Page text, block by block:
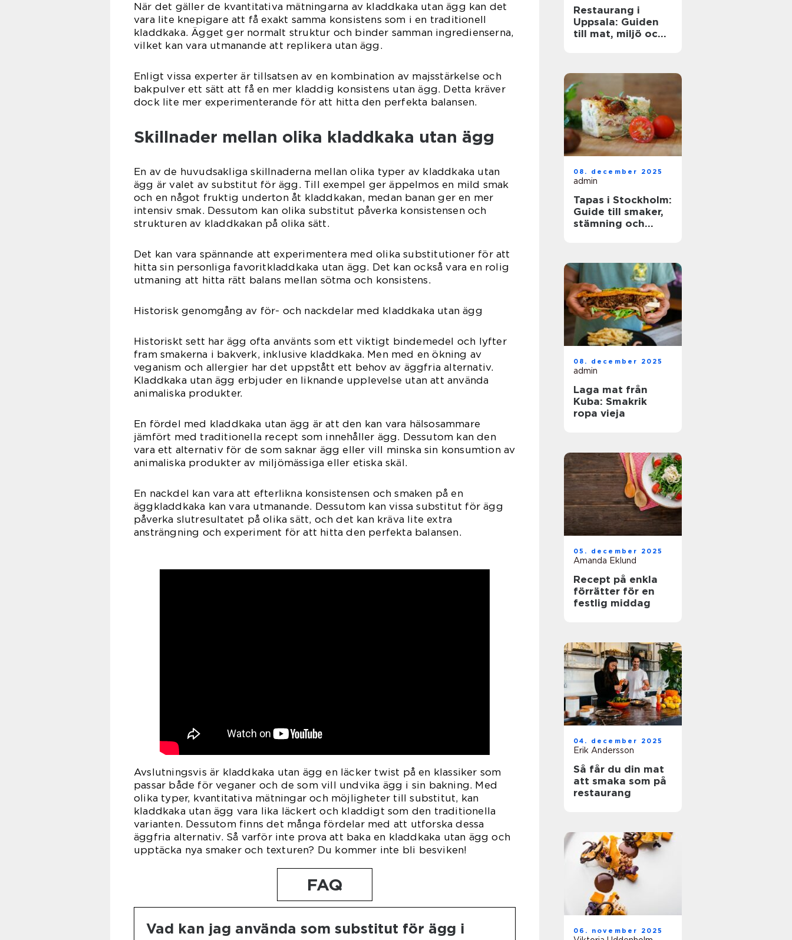
När det gäller de kvantitativa mätningarna av kladdkaka utan ägg kan det
vara lite knepigare att få exakt samma konsistens som i en traditionell
kladdkaka. Ägget ger normalt struktur och binder samman ingredienserna,
vilket kan vara utmanande att replikera utan ägg.
Enligt vissa experter är tillsatsen av en kombination av majsstärkelse och
bakpulver ett sätt att få en mer kladdig konsistens utan ägg. Detta kräver
dock lite mer experimenterande för att hitta den perfekta balansen.
Skillnader mellan olika kladdkaka utan ägg
En av de huvudsakliga skillnaderna mellan olika typer av kladdkaka utan
ägg är valet av substitut för ägg. Till exempel ger äppelmos en mild smak
och en något fruktig underton åt kladdkakan, medan banan ger en mer
intensiv smak. Dessutom kan olika substitut påverka konsistensen och
strukturen av kladdkakan på olika sätt.
Det kan vara spännande att experimentera med olika substitutioner för att
hitta sin personliga favoritkladdkaka utan ägg. Det kan också vara en rolig
utmaning att hitta rätt balans mellan sötma och konsistens.
Historisk genomgång av för- och nackdelar med kladdkaka utan ägg
Historiskt sett har ägg ofta använts som ett viktigt bindemedel och lyfter
fram smakerna i bakverk, inklusive kladdkaka. Men med en ökning av
veganism och allergier har det uppstått ett behov av äggfria alternativ.
Kladdkaka utan ägg erbjuder en liknande upplevelse utan att använda
animaliska produkter.
En fördel med kladdkaka utan ägg är att den kan vara hälsosammare
jämfört med traditionella recept som innehåller ägg. Dessutom kan den
vara ett alternativ för de som saknar ägg eller vill minska sin konsumtion av
animaliska produkter av miljömässiga eller etiska skäl.
En nackdel kan vara att efterlikna konsistensen och smaken på en
äggkladdkaka kan vara utmanande. Dessutom kan vissa substitut för ägg
påverka slutresultatet på olika sätt, och det kan kräva lite extra
ansträngning och experiment för att hitta den perfekta balansen.
Avslutningsvis är kladdkaka utan ägg en läcker twist på en klassiker som
passar både för veganer och de som vill undvika ägg i sin bakning. Med
olika typer, kvantitativa mätningar och möjligheter till substitut, kan
kladdkaka utan ägg vara lika läckert och kladdigt som den traditionella
varianten. Dessutom finns det många fördelar med att utforska dessa
äggfria alternativ. Så varför inte prova att baka en kladdkaka utan ägg och
upptäcka nya smaker och texturen? Du kommer inte bli besviken!
FAQ
Vad kan jag använda som substitut för ägg i
Restaurang i
Uppsala: Guiden
till mat, miljö och
08. december 2025
admin
Tapas i Stockholm:
Guide till smaker,
stämning och
08. december 2025
admin
Laga mat från
Kuba: Smakrik
ropa vieja
05. december 2025
Amanda Eklund
Recept på enkla
förrätter för en
festlig middag
04. december 2025
Erik Andersson
Så får du din mat
att smaka som på
restaurang
06. november 2025